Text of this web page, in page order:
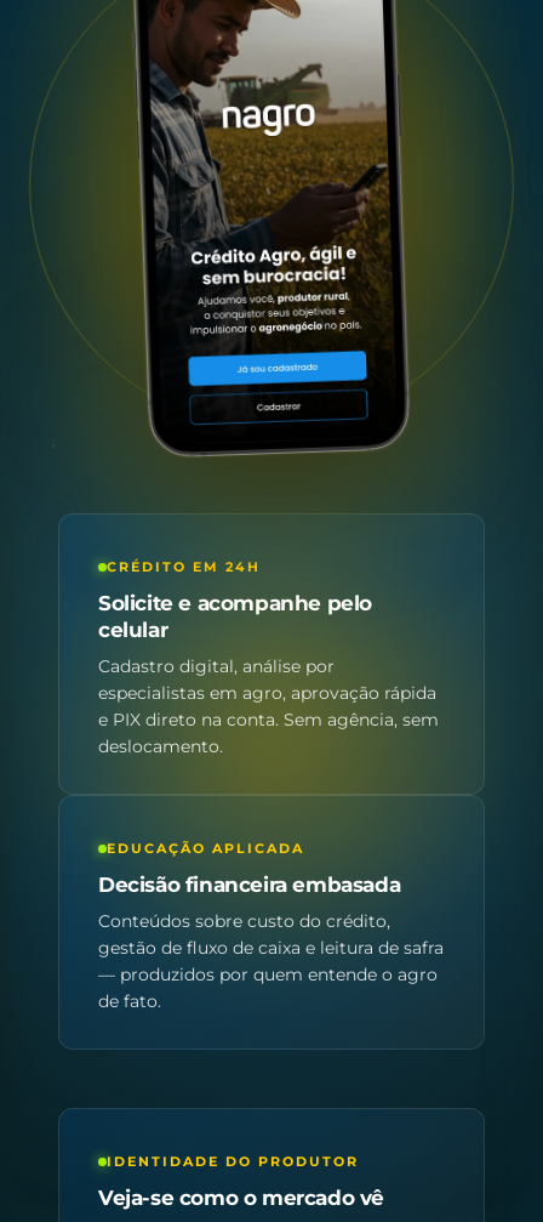
CRÉDITO EM 24H
Solicite e acompanhe pelo
celular
Cadastro digital, análise por
especialistas em agro, aprovação rápida
e PIX direto na conta. Sem agência, sem
deslocamento.
EDUCAÇÃO APLICADA
Decisão financeira embasada
Conteúdos sobre custo do crédito,
gestão de fluxo de caixa e leitura de safra
— produzidos por quem entende o agro
de fato.
IDENTIDADE DO PRODUTOR
Veja-se como o mercado vê